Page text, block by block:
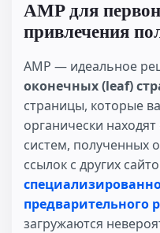
AMP для
привлечения
AMP — идеальное
оконечных (leaf)
страницы, которые
органически
систем, полученных
ссылок с других
предварительного
загружаются